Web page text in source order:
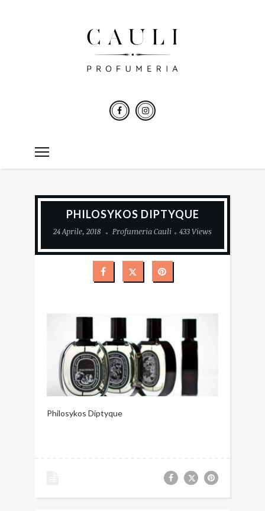
PHILOSYKOS DIPTYQUE
24 Aprile, 2018 Profumeria Cauli 433 Views
Philosykos Diptyque